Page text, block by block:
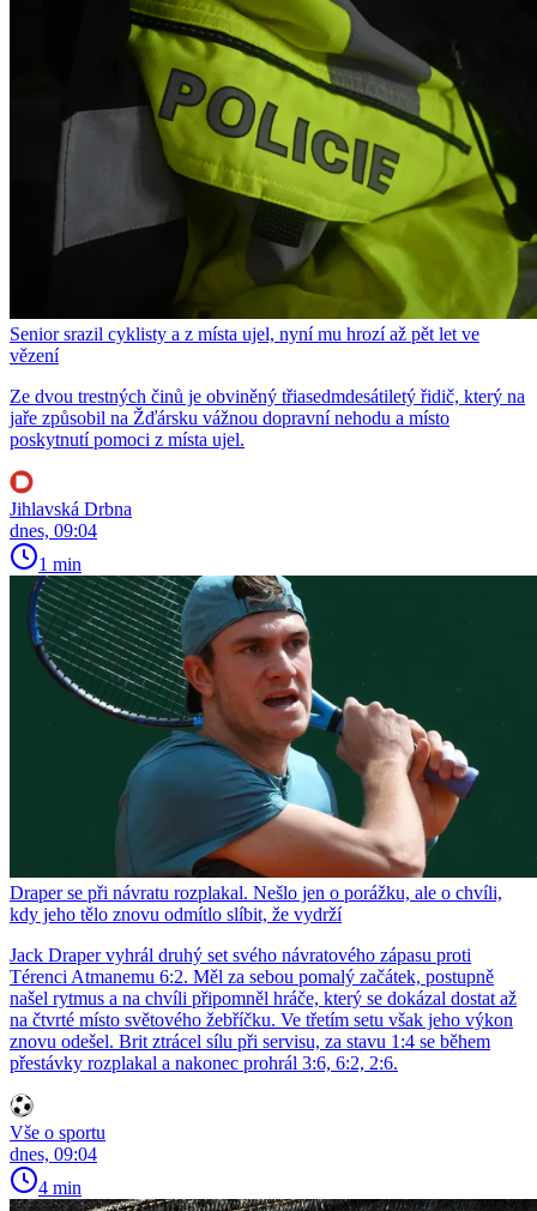
Senior srazil cyklisty a z místa ujel, nyní mu hrozí až pět let ve
vězení
Ze dvou trestných činů je obviněný třiasedmdesátiletý řidič, který na
jaře způsobil na Žďársku vážnou dopravní nehodu a místo
poskytnutí pomoci z místa ujel.
Jihlavská Drbna
dnes, 09:04
1 min
Draper se při návratu rozplakal. Nešlo jen o porážku, ale o chvíli,
kdy jeho tělo znovu odmítlo slíbit, že vydrží
Jack Draper vyhrál druhý set svého návratového zápasu proti
Térenci Atmanemu 6:2. Měl za sebou pomalý začátek, postupně
našel rytmus a na chvíli připomněl hráče, který se dokázal dostat až
na čtvrté místo světového žebříčku. Ve třetím setu však jeho výkon
znovu odešel. Brit ztrácel sílu při servisu, za stavu 1:4 se během
přestávky rozplakal a nakonec prohrál 3:6, 6:2, 2:6.
Vše o sportu
dnes, 09:04
4 min